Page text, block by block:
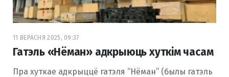
11 ВЕРАСНЯ 2025, 09:37
Гатэль «Нёман» адкрыюць хуткім часам
Пра хуткае адкрыццё гатэля “Нёман” (былы гатэль